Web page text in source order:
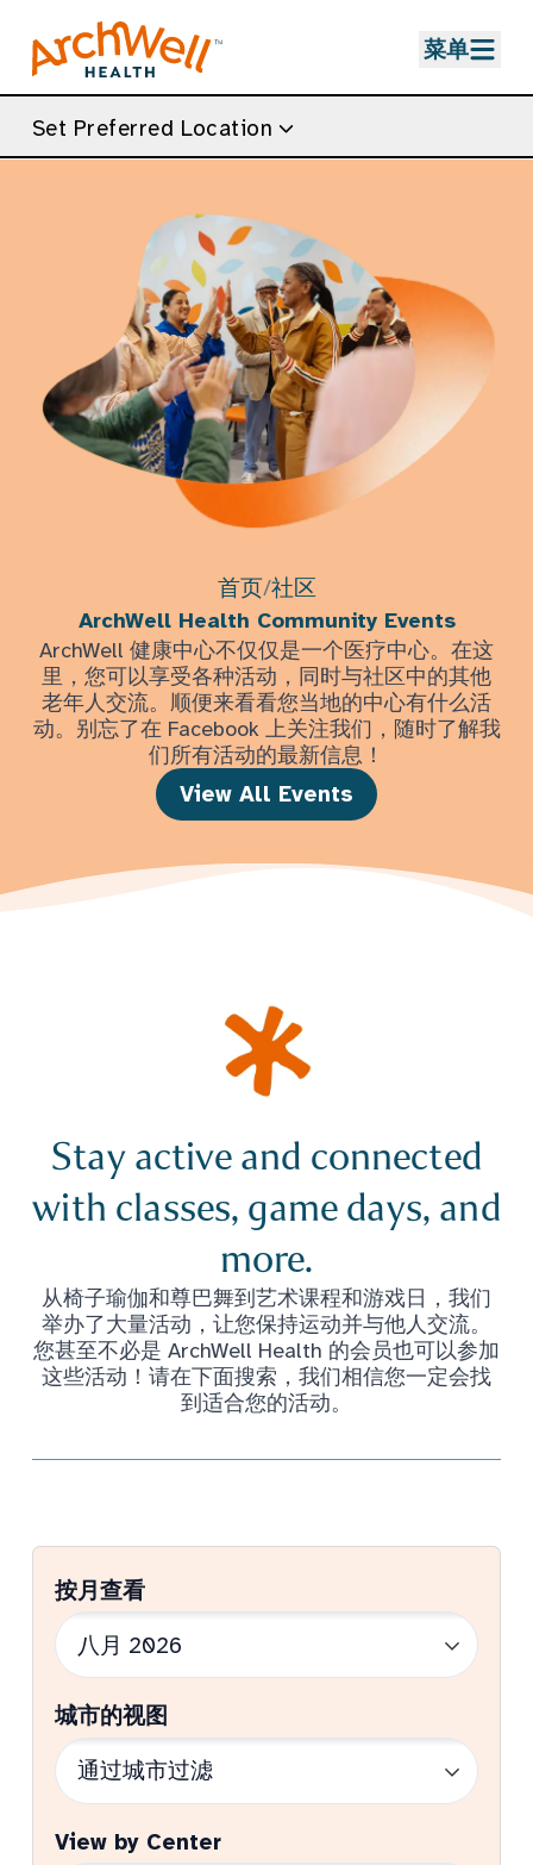
菜单
Set Preferred Location
首页/社区
ArchWell Health Community Events
ArchWell 健康中心不仅仅是一个医疗中心。在这
里，您可以享受各种活动，同时与社区中的其他
老年人交流。顺便来看看您当地的中心有什么活
动。别忘了在 Facebook 上关注我们，随时了解我
们所有活动的最新信息！
View All Events
Stay active and connected
with classes, game days, and
more.
从椅子瑜伽和尊巴舞到艺术课程和游戏日，我们
举办了大量活动，让您保持运动并与他人交流。
您甚至不必是 ArchWell Health 的会员也可以参加
这些活动！请在下面搜索，我们相信您一定会找
到适合您的活动。
按月查看
城市的视图
View by Center